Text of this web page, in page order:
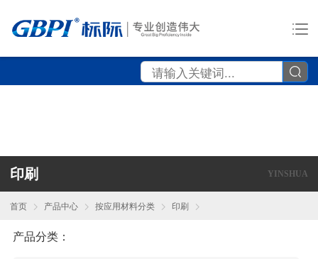
印刷 YINSHUA
首页 产品中心 按应用材料分类 印刷
产品分类：